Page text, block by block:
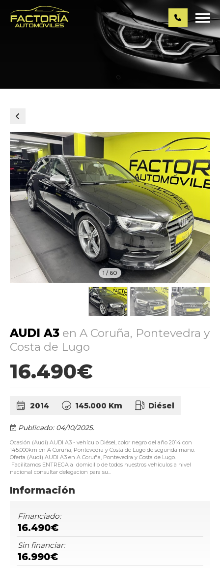
1 / 60
AUDI A3 en A Coruña, Pontevedra y
Costa de Lugo
16.490€
2014 145.000 Km Diésel
Publicado: 04/10/2025.
Ocasión (Audi) AUDI A3 - vehículo Diésel, color negro del año 2014 con
145.000km en A Coruña, Pontevedra y Costa de Lugo de segunda mano.
Oferta (Audi) AUDI A3 en A Coruña, Pontevedra y Costa de Lugo.
Facilitamos ENTREGA a domicilio de todos nuestros vehículos a nivel
nacional consultar delegacion para su...
Información
Financiado:
16.490€
Sin financiar:
16.990€